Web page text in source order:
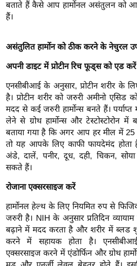
इ
म
-
प
र
मि
सा
ल
बे
मि
ल
श
ख्सि
य
त
यं
बताते हैं कैसे आप हार्मोनल असंतुलन को
हैं।
असंतुलित हार्मोन को ठीक करने के नेचुरल
अपनी डाइट में प्रोटीन रिच फूड्स को एड करें
एनसीबीआई के अनुसार, प्रोटीन शरीर के
है। प्रोटीन शरीर को जरुरी अमीनो एसिड
मदद से कई जरुरी हार्मोन्स बनते हैं। पर्याप्त
लेने से ग्रोथ हार्मोन्स और टेस्टोस्टोरोन में
बताया गया है कि अगर आप हर मील में 25
तो यह आपके लिए काफी फायदेमंद होता
अंडे, दालें, पनीर, दूध, दही, चिकन,
सकते हैं।
रोजाना एक्सरसाइज करें
हार्मोनल हेल्थ के लिए नियमित रुप से
जरुरी है। NIH के अनुसार प्रतिदिन
बढ़ाने में मदद करता है और शरीर में ब्लड
करने में सहायक होता है।
एक्सरसाइज करने में एंडोर्फिन और ग्रोथ